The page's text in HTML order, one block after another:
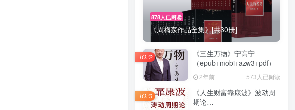
878人已阅读
《周梅森作品全集》[共30册]
《三生万物》宁高宁
（epub+mobi+azw3+pdf）
2年前 573人已阅读
TOP2
《人生财富靠康波》波动周
期论
TOP3